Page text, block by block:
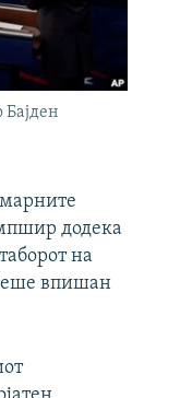
додека
на
впишан